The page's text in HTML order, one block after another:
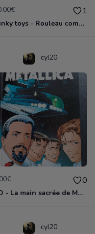
1
Dinky toys - Rouleau compresseur - Richier 90A
cyl20
0
BD - La main sacrée de Metallica
cyl20